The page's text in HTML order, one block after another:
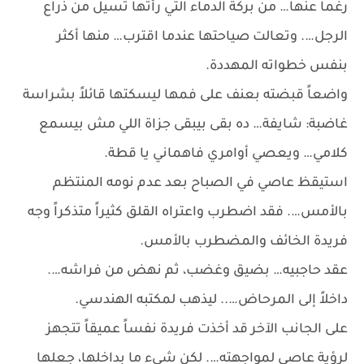
رغماً عنها… من بركة الدماء التي رأتها تسيل من ذراع
الرجل…. وتعالت صياحتها عندما اقترب… منها أكثر
بنفس خطواته المهددة.
واضعاً قبضته بعنف على فمها ليسكتها قائلاً بشراسة
غاضبة: شايفة… ده بقى بيبقى جزاة اللي مش بيسمع
كلامي… ويعصي أوامري فاهماني يا قطة.
استيقظ عاصي في الصباح بعد عدم نومه المنتظم
بالأمس…. فقد اضطرب واعتراه القلق كثيراً متذكراً وجه
فريدة الخائف والمضطرب بالأمس.
عقد حاجبيه… بضيق وغضب، ثم نهض من فراشه….
داخلاً إلى المرحاض….. ليذهب لمكتبه الهندسي.
على الجانب الآخر قد أخذت فريدة نفساً عميقاً تتجهز
لرؤية عاصي لمواجهته…. لكن شيء ما بداخلها، جعلها